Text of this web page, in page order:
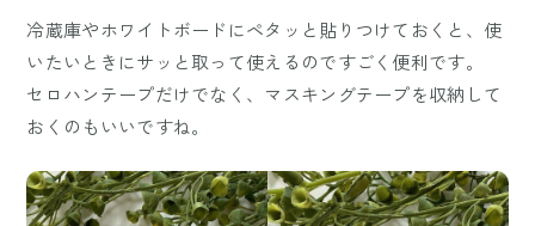
冷蔵庫やホワイトボードにペタッと貼りつけておくと、使
いたいときにサッと取って使えるのですごく便利です。
セロハンテープだけでなく、マスキングテープを収納して
おくのもいいですね。